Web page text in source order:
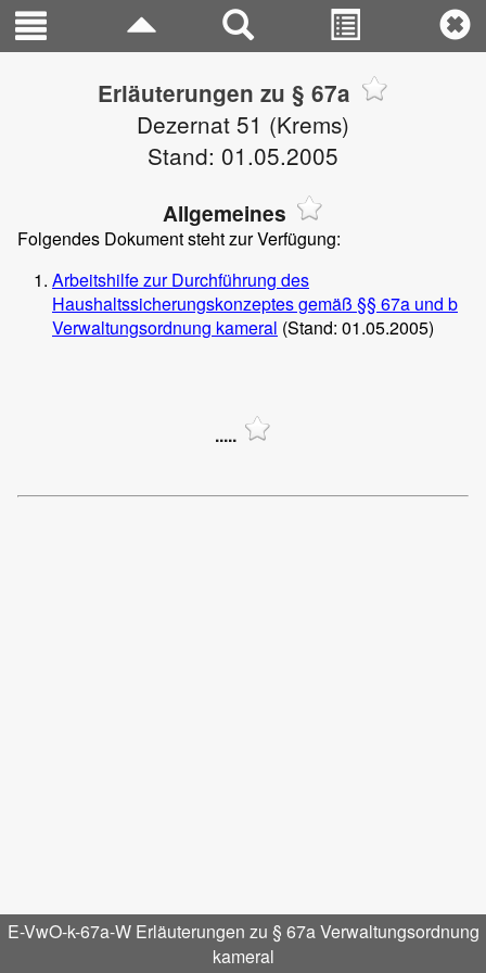
E-VwO-k-67a-W Erläuterungen zu § 67a Verwaltungsordnung
kameral
Erläuterungen zu § 67a
Dezernat 51 (Krems)
Stand: 01.05.2005
Allgemeines
Folgendes Dokument steht zur Verfügung:
Arbeitshilfe zur Durchführung des
Haushaltssicherungskonzeptes gemäß §§ 67a und b
Verwaltungsordnung kameral (Stand: 01.05.2005)
.....